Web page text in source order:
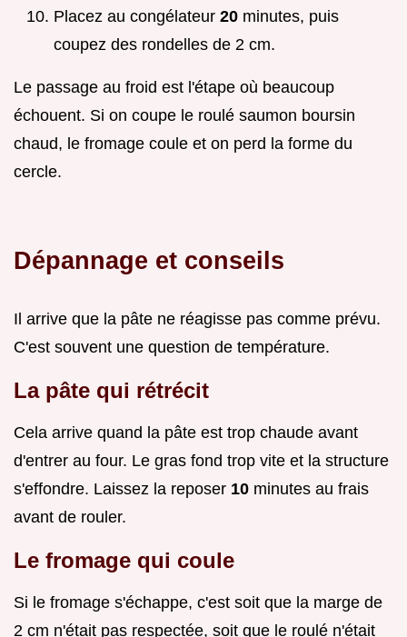
Placez au congélateur 20 minutes, puis
coupez des rondelles de 2 cm.
Le passage au froid est l'étape où beaucoup
échouent. Si on coupe le roulé saumon boursin
chaud, le fromage coule et on perd la forme du
cercle.
Dépannage et conseils
Il arrive que la pâte ne réagisse pas comme prévu.
C'est souvent une question de température.
La pâte qui rétrécit
Cela arrive quand la pâte est trop chaude avant
d'entrer au four. Le gras fond trop vite et la structure
s'effondre. Laissez la reposer 10 minutes au frais
avant de rouler.
Le fromage qui coule
Si le fromage s'échappe, c'est soit que la marge de
2 cm n'était pas respectée, soit que le roulé n'était